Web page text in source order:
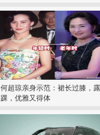
何超琼亲身示范：裙长过膝，
踝，优雅又得体